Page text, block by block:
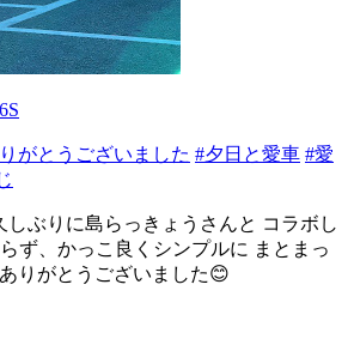
がとうございました #夕日と愛車 #愛
しぶりに島らっきょうさんと コラボし
ず、かっこ良くシンプルに まとまっ
りがとうございました😊